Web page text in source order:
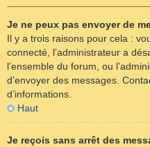
Je ne peux pas envoyer de
Il y a trois raisons pour cela :
connecté, l’administrateur a
l’ensemble du forum, ou
d’envoyer des messages.
d’informations.
Haut
Je reçois sans arrêt des